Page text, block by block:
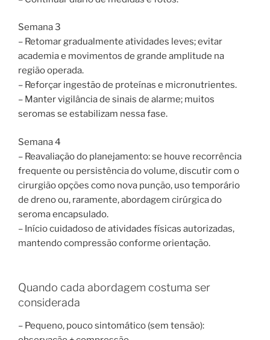
Semana 3
– Retomar gradualmente atividades leves; evitar
academia e movimentos de grande amplitude na
região operada.
– Reforçar ingestão de proteínas e micronutrientes.
– Manter vigilância de sinais de alarme; muitos
seromas se estabilizam nessa fase.
Semana 4
– Reavaliação do planejamento: se houve recorrência
frequente ou persistência do volume, discutir com o
cirurgião opções como nova punção, uso temporário
de dreno ou, raramente, abordagem cirúrgica do
seroma encapsulado.
– Início cuidadoso de atividades físicas autorizadas,
mantendo compressão conforme orientação.
Quando cada abordagem costuma ser
considerada
– Pequeno, pouco sintomático (sem tensão):